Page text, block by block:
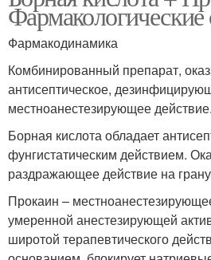
Фармакологические
Фармакодинамика
Комбинированный препарат,
антисептическое,
местноанестезирующее действие.
Борная кислота обладает
фунгистатическим действием.
раздражающее действие на
Прокаин –
умеренной анестезирующей
широтой терапевтического